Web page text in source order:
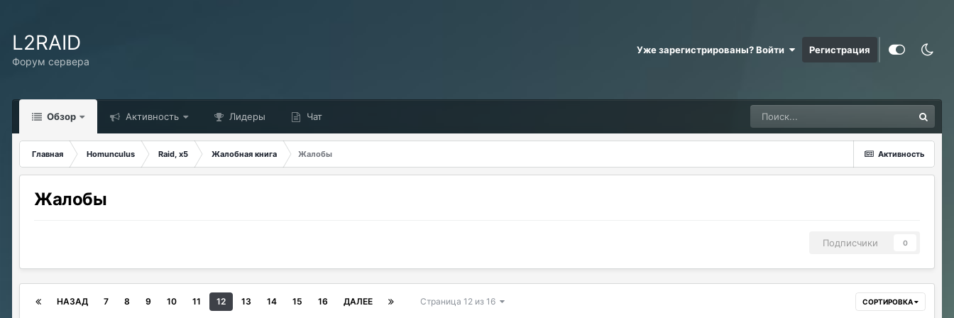
L2RAID
Форум сервера
Уже зарегистрированы? Войти Регистрация
Обзор Активность Лидеры Чат
Активность
Главная Homunculus Raid, x5 Жалобная книга Жалобы
Жалобы
Подписчики 0
СОРТИРОВКА
НАЗАД 7 8 9 10 11 12 13 14 15 16 ДАЛЕЕ Страница 12 из 16